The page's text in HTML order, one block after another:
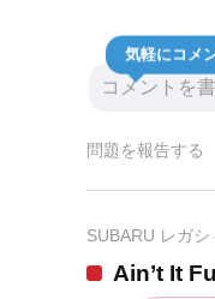
気軽にコメ
問題を報告する
SUBARU レガシ
Ain’t It